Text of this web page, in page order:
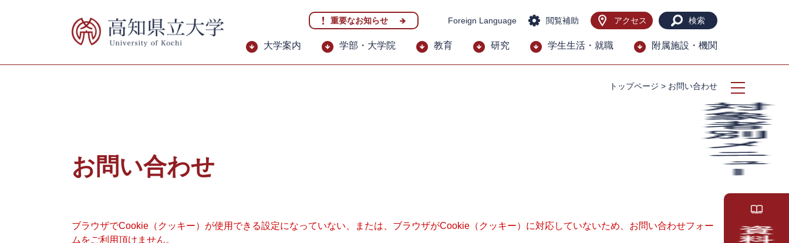
先
を
重要なお知らせ Foreign Language 閲覧補助 アクセス 検索
大学案内 学部・大学院 教育 研究 学生生活・就職 附属施設・機関
トップページ > お問い合わせ
お問い合わせ
ブラウザでCookie（クッキー）が使用できる設定になっていない、または、ブラウザがCookie（クッキー）に対応していないため、お問い合わせフォー
ムをご利用頂けません。